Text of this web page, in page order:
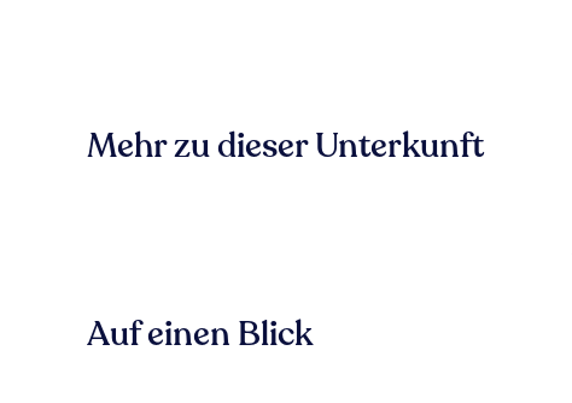
Mehr zu dieser Unterkunft
Auf einen Blick